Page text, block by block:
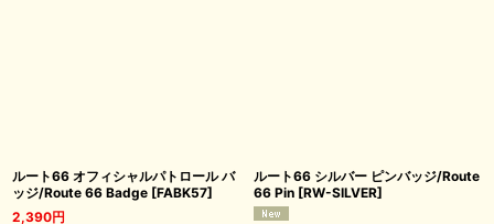
ルート66 オフィシャルパトロール バ
ッジ/Route 66 Badge [FABK57]
2,390円
ルート66 シルバー ピンバッジ/Route
66 Pin [RW-SILVER]